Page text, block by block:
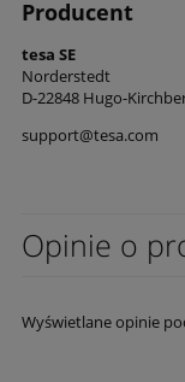
Producent
tesa SE
Norderstedt
D-22848 Hugo-
support@tesa.com
Opinie o
Wyświetlane opinie